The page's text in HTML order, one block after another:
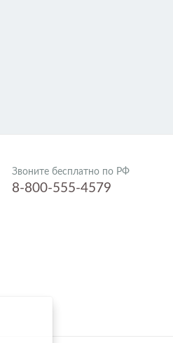
Звоните бесплатно по РФ
8-800-555-4579